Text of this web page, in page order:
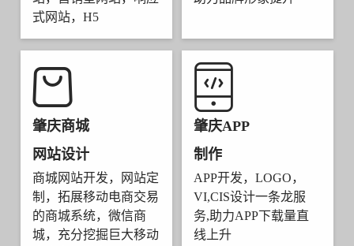
式网站，H5
肇庆商城
网站设计
商城网站开发，网站定
制，拓展移动电商交易
的商城系统，微信商
城，充分挖掘巨大移动
肇庆APP
制作
APP开发，LOGO，
VI,CIS设计一条龙服
务,助力APP下载量直
线上升